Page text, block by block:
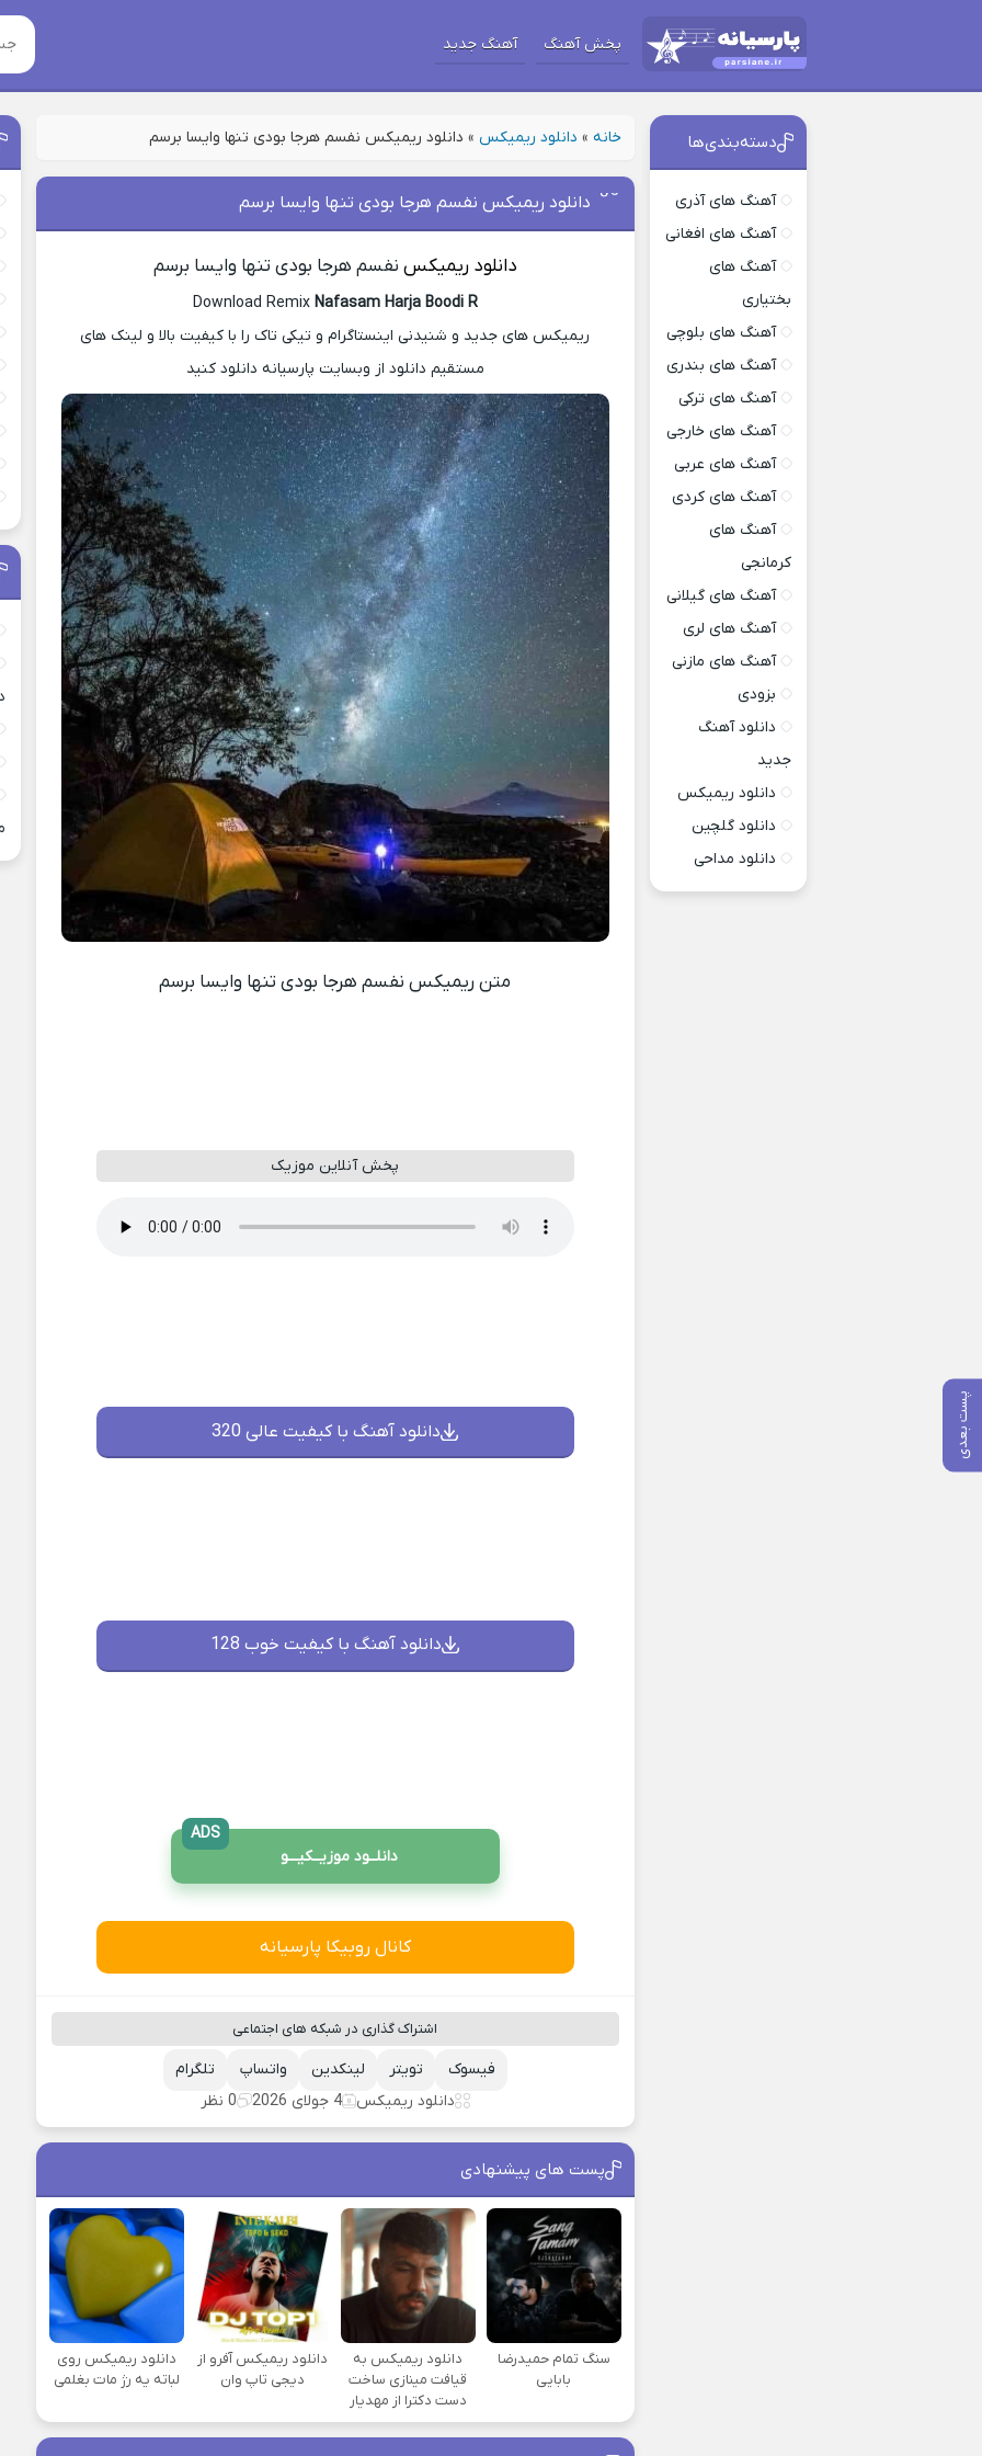
پخش آهنگ آهنگ جدید
خانه » دانلود ریمیکس » دانلود ریمیکس نفسم هرجا بودی تنها وایسا برسم
پست بعدی
دانلود ریمیکس نفسم هرجا بودی تنها وایسا برسم
دانلود ریمیکس نفسم هرجا بودی تنها وایسا برسم
Download Remix Nafasam Harja Boodi R
ریمیکس های جدید و شنیدنی اینستاگرام و تیکی تاک را با کیفیت بالا و لینک های
مستقیم دانلود از وبسایت پارسیانه دانلود کنید
متن ریمیکس نفسم هرجا بودی تنها وایسا برسم
پخش آنلاین موزیک
دانلود آهنگ با کیفیت عالی 320
دانلود آهنگ با کیفیت خوب 128
دانلــود موزیــکیـــو
ADS
کانال روبیکا پارسیانه
اشتراک گذاری در شبکه های اجتماعی
تلگرام واتساپ لینکدین تویتر
فیسوک
دانلود ریمیکس
4 جولای 2026 0 نظر
پست های پیشنهادی
سنگ تمام حمیدرضا
بابایی
دانلود ریمیکس به
قیافت مینازی ساخت
دست دکترا از مهدیار
دانلود ریمیکس آفرو از
ديجی تاپ وان
دانلود ریمیکس روی
لباته یه رژ مات بغلمی
دسته‌بندی‌ها
آهنگ های آذری
آهنگ های افغانی
آهنگ های
بختیاری
آهنگ های بلوچی
آهنگ های بندری
آهنگ های ترکی
آهنگ های خارجی
آهنگ های عربی
آهنگ های کردی
آهنگ های
کرمانجی
آهنگ های گیلانی
آهنگ های لری
آهنگ های مازنی
بزودی
دانلود آهنگ
جدید
دانلود ریمیکس
دانلود گلچین
دانلود مداحی